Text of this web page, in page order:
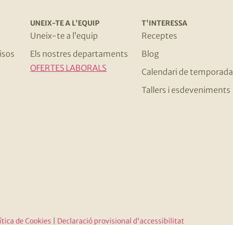
UNEIX-TE A L'EQUIP
Uneix-te a l’equip
Els nostres departaments
OFERTES LABORALS
T'INTERESSA
Receptes
Blog
Calendari de temporada
Tallers i esdeveniments
de Cookies Declaració provisional d'accessibilitat